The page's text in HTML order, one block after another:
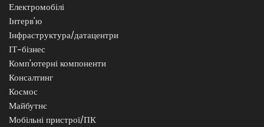
Електромобілі
Інтерв'ю
Інфраструктура/датацентри
ІТ-бізнес
Комп'ютерні компоненти
Консалтинг
Космос
Майбутнє
Мобільні пристрої/ПК